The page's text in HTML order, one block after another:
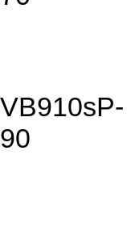
VB910sP-
90